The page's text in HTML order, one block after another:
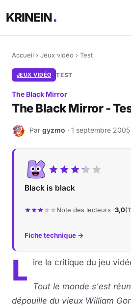
KRINEIN
Accueil › Jeux vidéo › Test
JEUX VIDÉO TEST
The Black Mirror
The Black Mirror -
G Par gyzmo · 1 septembre
Black is black
Note des lecteurs ·3,0
Fiche technique →
L ire la critique du jeu
Tout le monde s'est
dépouille du vieux William